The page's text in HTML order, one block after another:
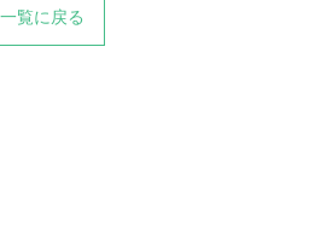
一覧に戻る